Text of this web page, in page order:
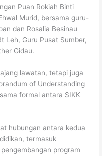
Puan Rokiah Binti
Murid, bersama guru-
dan Rosalia Besinau
Leh, Guru Pusat Sumber,
Gidau.
lawatan, tetapi juga
of Understanding
formal antara SIKK
hubungan antara kedua
termasuk
program